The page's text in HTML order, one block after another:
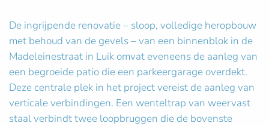
De ingrijpende renovatie – sloop, volledige heropbouw
met behoud van de gevels – van een binnenblok in de
Madeleinestraat in Luik omvat eveneens de aanleg van
een begroeide patio die een parkeergarage overdekt.
Deze centrale plek in het project vereist de aanleg van
verticale verbindingen. Een wenteltrap van weervast
staal verbindt twee loopbruggen die de bovenste